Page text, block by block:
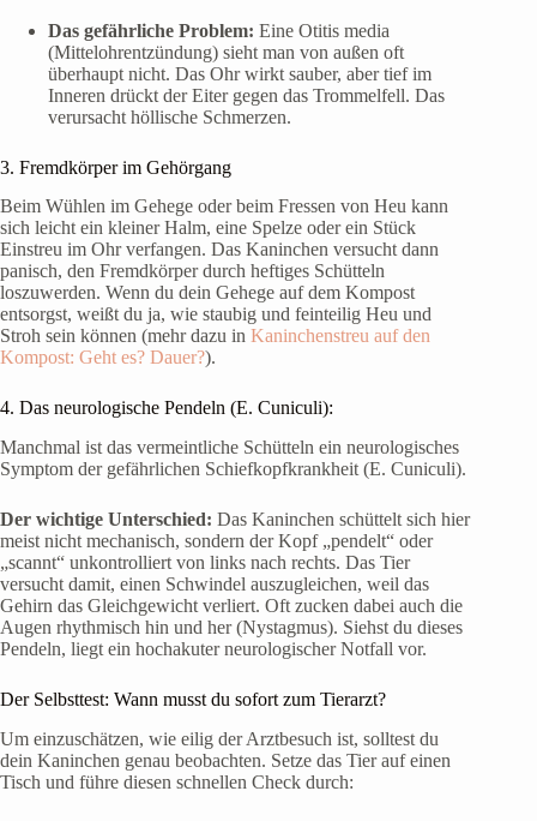
Das gefährliche Problem: Eine Otitis media
(Mittelohrentzündung) sieht man von außen oft
überhaupt nicht. Das Ohr wirkt sauber, aber tief im
Inneren drückt der Eiter gegen das Trommelfell. Das
verursacht höllische Schmerzen.
3. Fremdkörper im Gehörgang
Beim Wühlen im Gehege oder beim Fressen von Heu kann
sich leicht ein kleiner Halm, eine Spelze oder ein Stück
Einstreu im Ohr verfangen. Das Kaninchen versucht dann
panisch, den Fremdkörper durch heftiges Schütteln
loszuwerden. Wenn du dein Gehege auf dem Kompost
entsorgst, weißt du ja, wie staubig und feinteilig Heu und
Stroh sein können (mehr dazu in Kaninchenstreu auf den
Kompost: Geht es? Dauer?).
4. Das neurologische Pendeln (E. Cuniculi):
Manchmal ist das vermeintliche Schütteln ein neurologisches
Symptom der gefährlichen Schiefkopfkrankheit (E. Cuniculi).
Der wichtige Unterschied: Das Kaninchen schüttelt sich hier
meist nicht mechanisch, sondern der Kopf „pendelt“ oder
„scannt“ unkontrolliert von links nach rechts. Das Tier
versucht damit, einen Schwindel auszugleichen, weil das
Gehirn das Gleichgewicht verliert. Oft zucken dabei auch die
Augen rhythmisch hin und her (Nystagmus). Siehst du dieses
Pendeln, liegt ein hochakuter neurologischer Notfall vor.
Der Selbsttest: Wann musst du sofort zum Tierarzt?
Um einzuschätzen, wie eilig der Arztbesuch ist, solltest du
dein Kaninchen genau beobachten. Setze das Tier auf einen
Tisch und führe diesen schnellen Check durch: